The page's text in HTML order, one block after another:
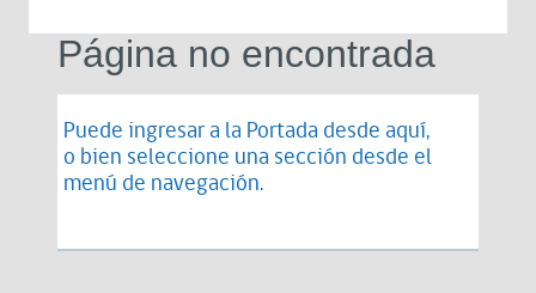
Página no encontrada
Puede ingresar a la Portada desde aquí,
o bien seleccione una sección desde el
menú de navegación.